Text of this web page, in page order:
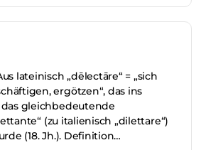
lateinisch „dēlectāre“ = „sich
ergötzen“, das ins
gleichbedeutende
(zu italienisch „dilettare“)
(18. Jh.). Definition…